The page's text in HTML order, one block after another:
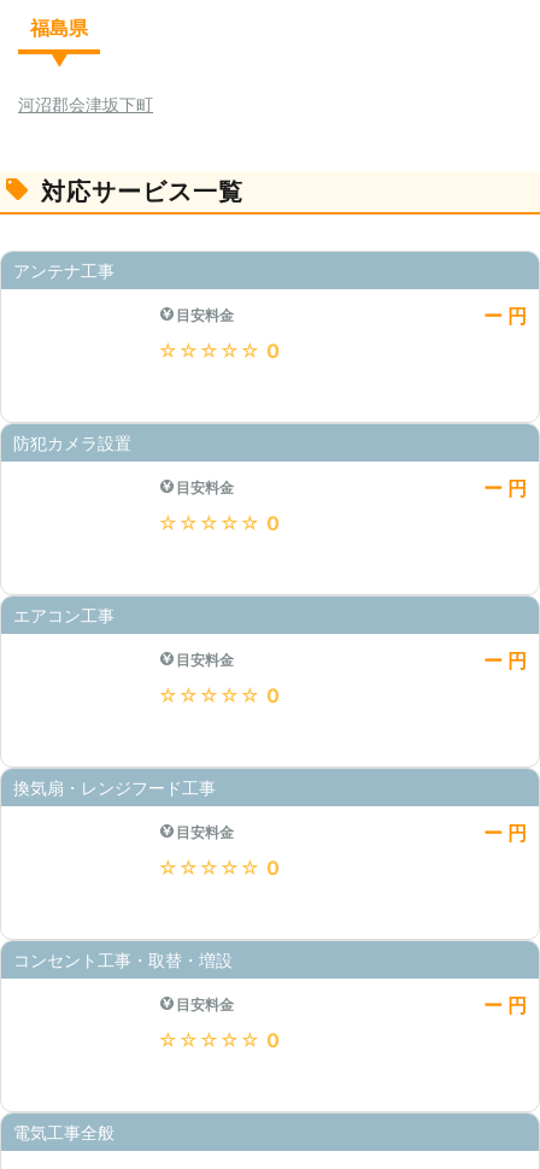
福島県
河沼郡会津坂下町
対応サービス一覧
アンテナ工事
目安料金
ー 円
★★★★★ 0
防犯カメラ設置
目安料金
ー 円
★★★★★ 0
エアコン工事
目安料金
ー 円
★★★★★ 0
換気扇・レンジフード工事
目安料金
ー 円
★★★★★ 0
コンセント工事・取替・増設
目安料金
ー 円
★★★★★ 0
電気工事全般